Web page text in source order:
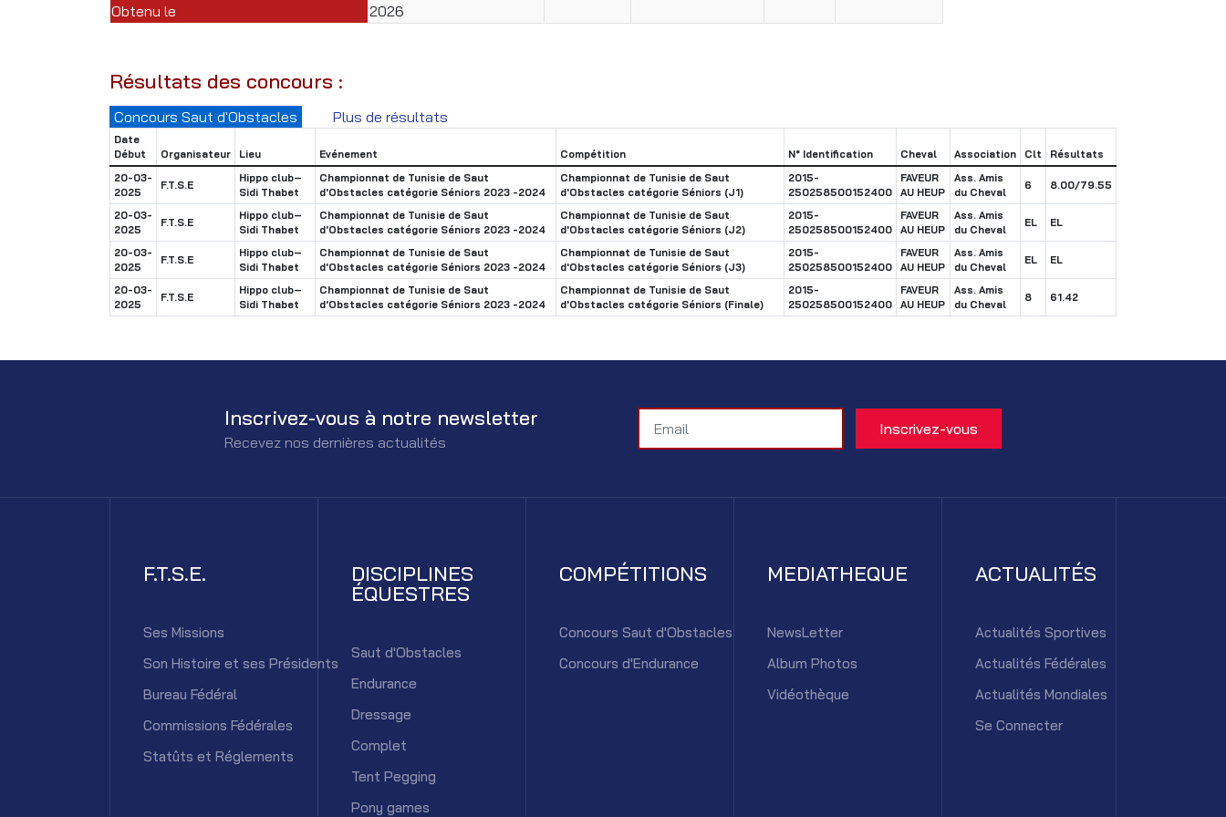
Obtenu le
2026
Résultats des concours :
Concours Saut d'Obstacles Plus de résultats
Date
Début
Organisateur Lieu Evénement Compétition N° Identification Cheval Association Clt
Résultats
20-03-
2025
F.T.S.E
Hippo club–
Sidi Thabet
Championnat de Tunisie de Saut
d'Obstacles catégorie Séniors 2023 -2024
Championnat de Tunisie de Saut
d'Obstacles catégorie Séniors (J1)
2015-
250258500152400
FAVEUR
AU HEUP
Ass. Amis
du Cheval
6 8.00/79.55
20-03-
2025
F.T.S.E
Hippo club–
Sidi Thabet
Championnat de Tunisie de Saut
d'Obstacles catégorie Séniors 2023 -2024
Championnat de Tunisie de Saut
d'Obstacles catégorie Séniors (J2)
2015-
250258500152400
FAVEUR
AU HEUP
Ass. Amis
du Cheval
EL EL
20-03-
2025
F.T.S.E
Hippo club–
Sidi Thabet
Championnat de Tunisie de Saut
d'Obstacles catégorie Séniors 2023 -2024
Championnat de Tunisie de Saut
d'Obstacles catégorie Séniors (J3)
2015-
250258500152400
FAVEUR
AU HEUP
Ass. Amis
du Cheval
EL EL
20-03-
2025
F.T.S.E
Hippo club–
Sidi Thabet
Championnat de Tunisie de Saut
d'Obstacles catégorie Séniors 2023 -2024
Championnat de Tunisie de Saut
d'Obstacles catégorie Séniors (Finale)
2015-
250258500152400
FAVEUR
AU HEUP
Ass. Amis
du Cheval
8 61.42
Inscrivez-vous à notre newsletter
Recevez nos dernières actualités
F.T.S.E.
Ses Missions
Son Histoire et ses Présidents
Bureau Fédéral
Commissions Fédérales
Statûts et Réglements
DISCIPLINES
ÉQUESTRES
Saut d'Obstacles
Endurance
Dressage
Complet
Tent Pegging
Pony games
COMPÉTITIONS
Concours Saut d'Obstacles
Concours d'Endurance
MEDIATHEQUE
NewsLetter
Album Photos
Vidéothèque
ACTUALITÉS
Actualités Sportives
Actualités Fédérales
Actualités Mondiales
Se Connecter